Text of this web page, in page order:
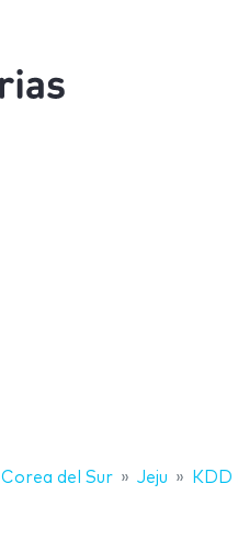
Corea del Sur Jeju KDD